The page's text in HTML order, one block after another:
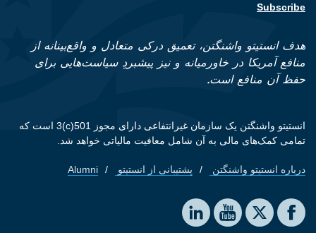
Subscribe
هدف انستیتو واشنگتن، تعمیق درکی متعادل و واقع‌بینانه از
منافع آمریکا در خاورمیانه و نیز پیشبردِ سیاست‌هایی برای
حفظ آن منافع است.
انستیتو واشنگتن یک سازمان غیرانتفاعی دارای مجوز 501(c)3 است که
تمامی کمک‌های مالی به آن شامل معافیت مالیاتی خواهد شد.
Footer quick links
درباره انستیتو واشنگتن پشتیبانی از انستیتو Alumni
Social media
The Washington Institute on Facebook
The Washington Institute on X
The Washington Institute on YouTube
The Washington Institute on LinkedIn